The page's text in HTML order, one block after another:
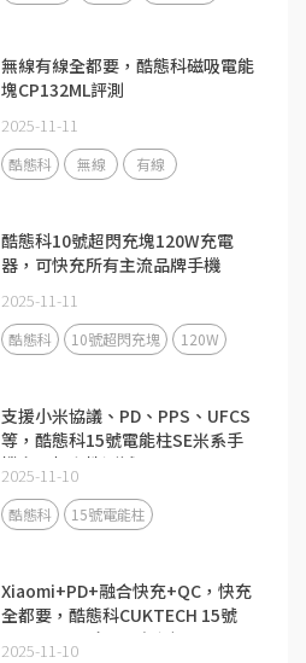
無線有線全都要，酷態科磁吸電能
塊CP132ML評測
2025-11-11
酷態科 無線 有線
酷態科10號超閃充塊120W充電
器，可快充所有主流品牌手機
2025-11-11
酷態科 10號超閃充塊 120W
支援小米協議、PD、PPS、UFCS
等，酷態科15號電能柱SE米系手
機充電相容性測試
2025-11-10
酷態科 15號電能柱
Xiaomi+PD+融合快充+QC，快充
全都要，酷態科CUKTECH 15號
140W 3C1A充電器評測
2025-11-10